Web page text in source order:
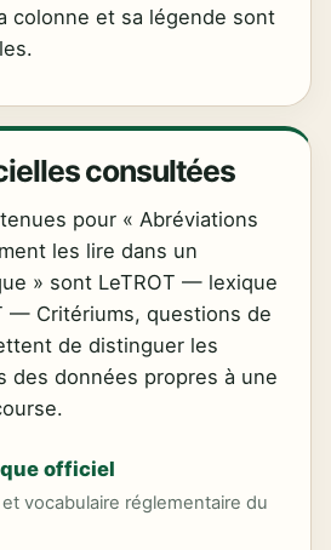
colonne et sa légende sont
consultées
pour « Abréviations
les lire dans un
» sont LeTROT — lexique
— Critériums, questions de
de distinguer les
des données propres à une
officiel
vocabulaire réglementaire du